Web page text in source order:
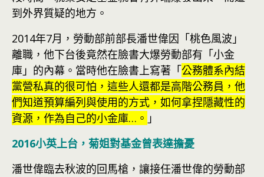
到外界質疑的地方。
2014年7月，勞動部前部長潘世偉因「桃色風波」
離職，他下台後竟然在臉書大爆勞動部有「小金
庫」的內幕。當時他在臉書上寫著「公務體系內結
黨營私真的很可怕，這些人還都是高階公務員，他
們知道預算編列與使用的方式，如何拿捏隱藏性的
資源，作為自己的小金庫…。 」
2016小英上台，菊姐對基金曾表達擔憂
潘世偉臨去秋波的回馬槍，讓接任潘世偉的勞動部